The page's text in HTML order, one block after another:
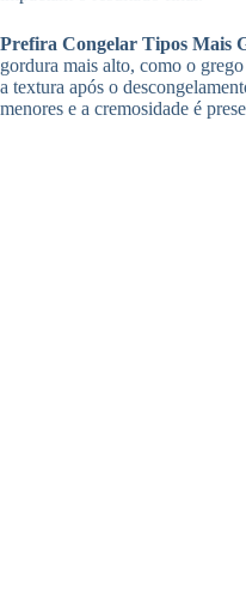
Prefira Congelar Tipos Mais
gordura mais alto, como o
a textura após o
menores e a cremosidade é